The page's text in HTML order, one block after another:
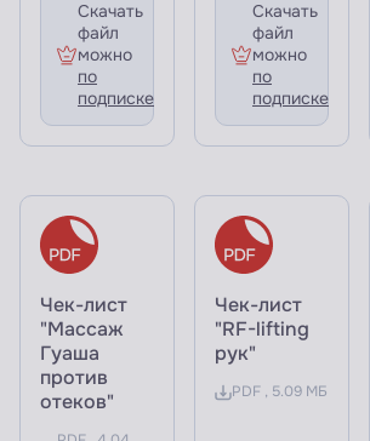
Скачать
файл
можно
по
подписке
Скачать
файл
можно
по
подписке
Чек-лист
"Массаж
Гуаша
против
отеков"
Чек-лист
"RF-lifting
рук"
PDF , 5.09 МБ